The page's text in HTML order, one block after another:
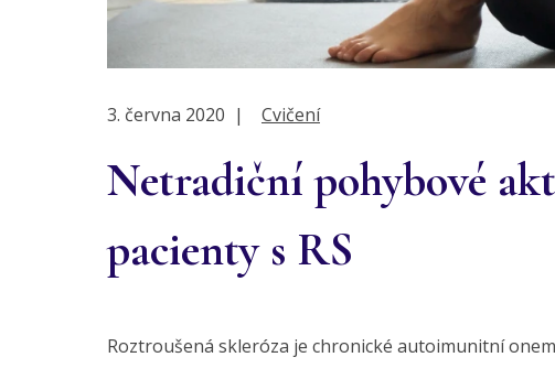
3. června 2020 | Cvičení
Netradiční pohybové
pacienty s RS
Roztroušená skleróza je chronické autoimunitní